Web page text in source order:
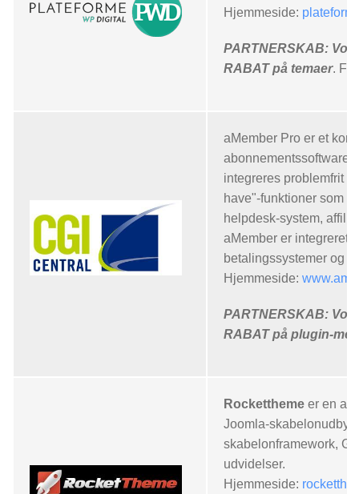
Hjemmeside:
PARTNERSKAB:
RABAT på temaer.
aMember Pro er et
integreres problemfrit
have"-funktioner som
helpdesk-system,
aMember er integreret
betalingssystemer og
Hjemmeside:
PARTNERSKAB:
RABAT på plugin-
Rockettheme er en af
Joomla-
skabelonframework,
udvidelser.
Hjemmeside: